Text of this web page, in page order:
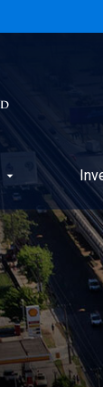
arrow_drop_down